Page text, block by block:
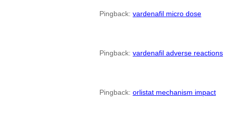
Pingback: vardenafil micro dose
Pingback: vardenafil adverse reactions
Pingback: orlistat mechanism impact